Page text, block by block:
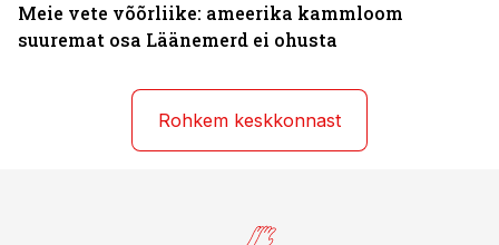
Meie vete võõrliike: ameerika kammloom
suuremat osa Läänemerd ei ohusta
Rohkem keskkonnast